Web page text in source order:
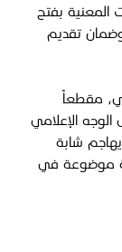
المعنية بفتح
تقديم
مقطعاً
الإعلامي
شابة
موضوعة في